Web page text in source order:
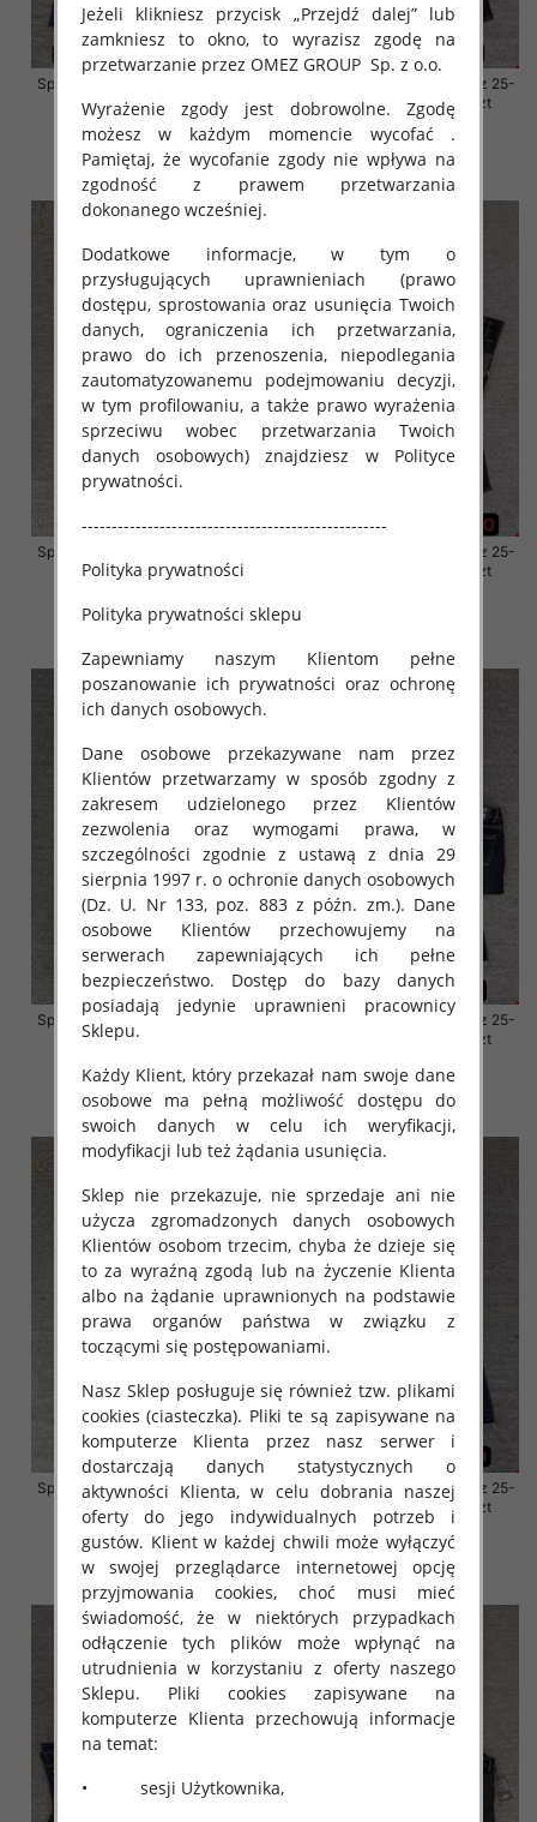
Spodnie damskie jeansy Roz 25-
30, 1 Kolor Paczka 10 szt
61.00 zł
szczegóły
Spodnie damskie jeansy Roz 25-
30, 1 Kolor Paczka 10 szt
61.00 zł
szczegóły
Spodnie damskie jeansy Roz 25-
30, 1 Kolor Paczka 10 szt
61.00 zł
Spodnie damskie jeansy Roz 25-
30, 1 Kolor Paczka 10 szt
Spodnie damskie jeansy Roz 25-
30, 1 Kolor Paczka 10 szt
57.00 zł
szczegóły
Spodnie damskie jeansy Roz 25-
30, 1 Kolor Paczka 10 szt
57.00 zł
szczegóły
Spodnie damskie jeansy Roz 25-
30, 1 Kolor Paczka 10 szt
57.00 zł
szczegóły
Spodnie damskie jeansy Roz 25-
30, 1 Kolor Paczka 10 szt
57.00 zł
szczegóły
Jeżeli klikniesz przycisk „Przejdź dalej” lub
zamkniesz to okno, to wyrazisz zgodę na
przetwarzanie przez OMEZ GROUP Sp. z o.o.
Wyrażenie zgody jest dobrowolne. Zgodę
możesz w każdym momencie wycofać .
Pamiętaj, że wycofanie zgody nie wpływa na
zgodność z prawem przetwarzania
dokonanego wcześniej.
Dodatkowe informacje, w tym o
przysługujących uprawnieniach (prawo
dostępu, sprostowania oraz usunięcia Twoich
danych, ograniczenia ich przetwarzania,
prawo do ich przenoszenia, niepodlegania
zautomatyzowanemu podejmowaniu decyzji,
w tym profilowaniu, a także prawo wyrażenia
sprzeciwu wobec przetwarzania Twoich
danych osobowych) znajdziesz w Polityce
prywatności.
---------------------------------------------------
Polityka prywatności
Polityka prywatności sklepu
Zapewniamy naszym Klientom pełne
poszanowanie ich prywatności oraz ochronę
ich danych osobowych.
Dane osobowe przekazywane nam przez
Klientów przetwarzamy w sposób zgodny z
zakresem udzielonego przez Klientów
zezwolenia oraz wymogami prawa, w
szczególności zgodnie z ustawą z dnia 29
sierpnia 1997 r. o ochronie danych osobowych
(Dz. U. Nr 133, poz. 883 z późn. zm.). Dane
osobowe Klientów przechowujemy na
serwerach zapewniających ich pełne
bezpieczeństwo. Dostęp do bazy danych
posiadają jedynie uprawnieni pracownicy
Sklepu.
Każdy Klient, który przekazał nam swoje dane
osobowe ma pełną możliwość dostępu do
swoich danych w celu ich weryfikacji,
modyfikacji lub też żądania usunięcia.
Sklep nie przekazuje, nie sprzedaje ani nie
użycza zgromadzonych danych osobowych
Klientów osobom trzecim, chyba że dzieje się
to za wyraźną zgodą lub na życzenie Klienta
albo na żądanie uprawnionych na podstawie
prawa organów państwa w związku z
toczącymi się postępowaniami.
Nasz Sklep posługuje się również tzw. plikami
cookies (ciasteczka). Pliki te są zapisywane na
komputerze Klienta przez nasz serwer i
dostarczają danych statystycznych o
aktywności Klienta, w celu dobrania naszej
oferty do jego indywidualnych potrzeb i
gustów. Klient w każdej chwili może wyłączyć
w swojej przeglądarce internetowej opcję
przyjmowania cookies, choć musi mieć
świadomość, że w niektórych przypadkach
odłączenie tych plików może wpłynąć na
utrudnienia w korzystaniu z oferty naszego
Sklepu. Pliki cookies zapisywane na
komputerze Klienta przechowują informacje
na temat:
• sesji Użytkownika,